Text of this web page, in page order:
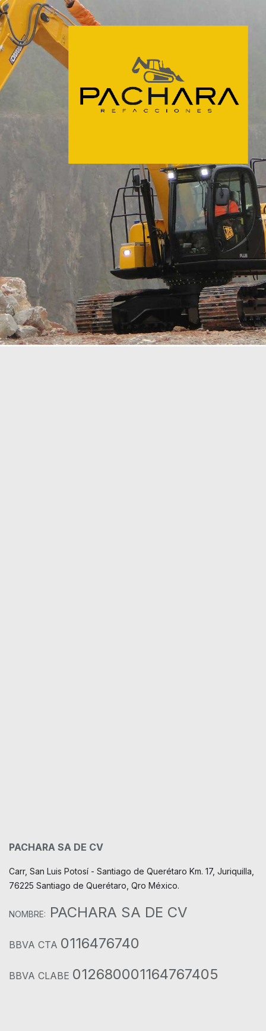
PACHARA SA DE CV
Carr, San Luis Potosí - Santiago de Querétaro Km. 17, Juriquilla,
76225 Santiago de Querétaro, Qro México.
NOMBRE: PACHARA SA DE CV
BBVA CTA 0116476740
BBVA CLABE 012680001164767405